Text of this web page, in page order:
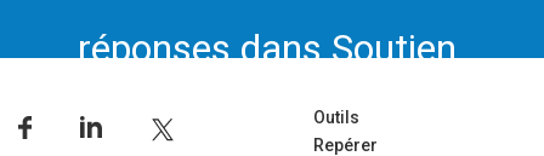
réponses dans Soutien.
Outils
Repérer